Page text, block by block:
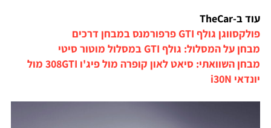
עוד ב-TheCar
פולקסווגן גולף GTI פרפורמנס במבחן דרכים
מבחן על המסלול: גולף GTI במסלול מוטור סיטי
מבחן השוואתי: סיאט לאון קופרה מול פיג'ו 308GTI מול
יונדאי i30N